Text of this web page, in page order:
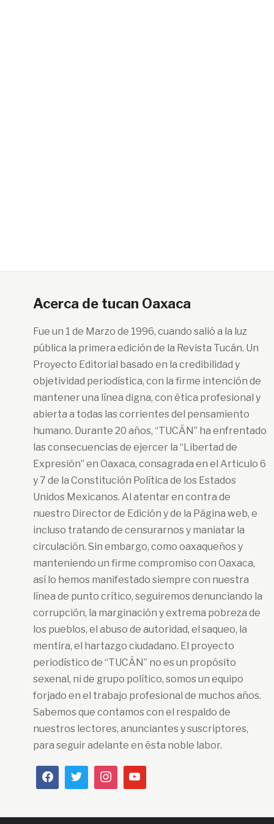
Acerca de tucan Oaxaca
Fue un 1 de Marzo de 1996, cuando salió a la luz
pública la primera edición de la Revista Tucán. Un
Proyecto Editorial basado en la credibilidad y
objetividad periodística, con la firme intención de
mantener una línea digna, con ética profesional y
abierta a todas las corrientes del pensamiento
humano. Durante 20 años, “TUCÁN” ha enfrentado
las consecuencias de ejercer la “Libertad de
Expresión” en Oaxaca, consagrada en el Articulo 6
y 7 de la Constitución Política de los Estados
Unidos Mexicanos. Al atentar en contra de
nuestro Director de Edición y de la Página web, e
incluso tratando de censurarnos y maniatar la
circulación. Sin embargo, como oaxaqueños y
manteniendo un firme compromiso con Oaxaca,
así lo hemos manifestado siempre con nuestra
línea de punto crítico, seguiremos denunciando la
corrupción, la marginación y extrema pobreza de
los pueblos, el abuso de autoridad, el saqueo, la
mentira, el hartazgo ciudadano. El proyecto
periodístico de “TUCÁN” no es un propósito
sexenal, ni de grupo político, somos un equipo
forjado en el trabajo profesional de muchos años.
Sabemos que contamos con el respaldo de
nuestros lectores, anunciantes y suscriptores,
para seguir adelante en ésta noble labor.